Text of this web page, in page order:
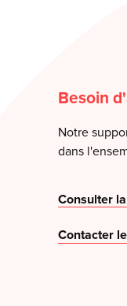
Besoin
Notre
dans
Consulter
Contacter